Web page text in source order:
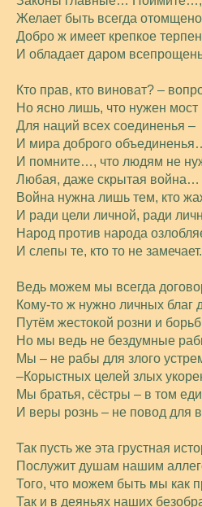
Желает быть всегда
Добро ж имеет крепкое
И обладает даром
Кто прав, кто виноват? –
Но ясно лишь, что нужен мост
Для наций всех соединенья –
И мира доброго
И помните…, что людям не
Любая, даже скрытая война…
Война нужна лишь тем, кто
И ради цели личной, ради
Народ против народа
И слепы те, кто то не замечает.
Ведь можем мы всегда
Кому-то ж нужно личных благ
Путём жестокой розни и
Но мы ведь не бездумные
Мы – не рабы для злого
–Корыстных целей злых
Мы братья, сёстры – в том
И веры рознь – не повод для
Так пусть же эта грустная
Послужит душам нашим
Того, что можем быть мы как
Так и в деяньях наших